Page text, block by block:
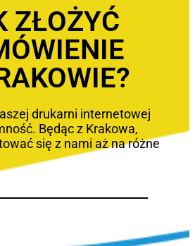
ZŁOŻYĆ
drukarni internetowej
Będąc z Krakowa,
się z nami aż na różne